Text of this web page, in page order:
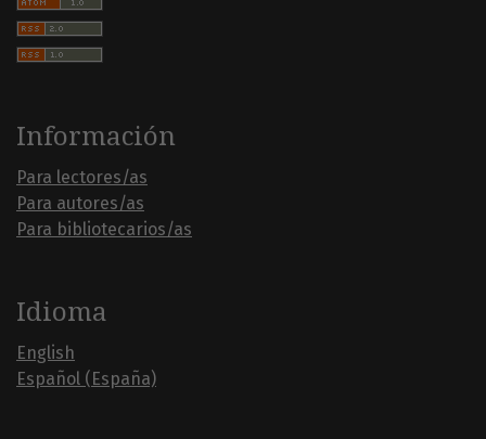
Información
Para lectores/as
Para autores/as
Para bibliotecarios/as
Idioma
English
Español (España)